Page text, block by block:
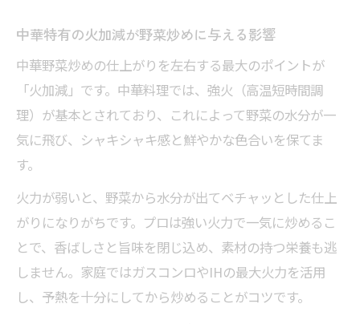
法
中華炒めの味付け人気アレンジ術を紹介
定番中華野菜の選び方と切り方解説
中華野菜炒めに合う定番野菜の特徴と選び
方
家庭でまねしたい中華野菜の下ごしらえ方
法
青菜炒めにおすすめの中華野菜と切り方を
中華特有の火加減が野菜炒めに与える影響
中華野菜炒めの仕上がりを左右する最大のポイントが
「火加減」です。中華料理では、強火（高温短時間調
理）が基本とされており、これによって野菜の水分が一
気に飛び、シャキシャキ感と鮮やかな色合いを保てま
す。
火力が弱いと、野菜から水分が出てベチャッとした仕上
がりになりがちです。プロは強い火力で一気に炒めるこ
とで、香ばしさと旨味を閉じ込め、素材の持つ栄養も逃
しません。家庭ではガスコンロやIHの最大火力を活用
し、予熱を十分にしてから炒めることがコツです。